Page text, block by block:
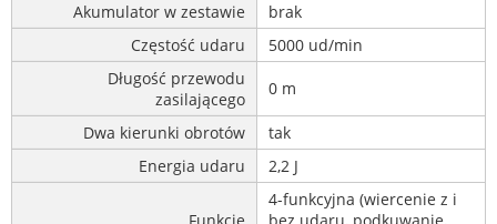
Akumulator w zestawie
brak
Częstość udaru
5000 ud/min
Długość przewodu
zasilającego
0 m
Dwa kierunki obrotów
tak
Energia udaru
2,2 J
4-funkcyjna (wiercenie z i